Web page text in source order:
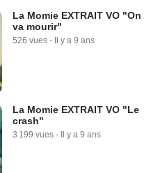
La Momie EXTRAIT VO "On
va mourir"
526 vues - Il y a 9 ans
La Momie EXTRAIT VO "Le
crash"
3 199 vues - Il y a 9 ans